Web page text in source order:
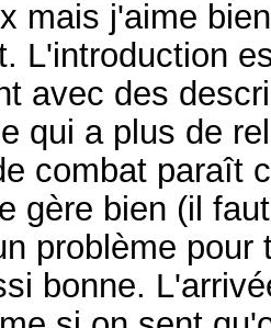
mais j'aime
L'introduction
avec des
qui a plus de
combat paraît
gère bien (il
problème
bonne.